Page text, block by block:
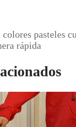
pasteles
rápida